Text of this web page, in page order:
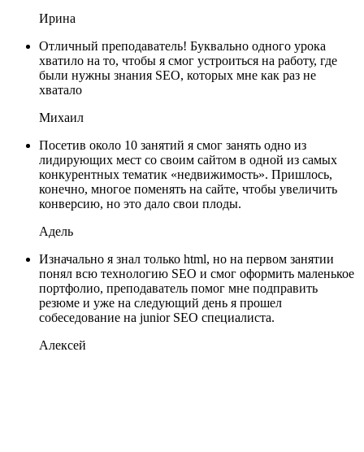
Ирина
Отличный преподаватель! Буквально одного урока
хватило на то, чтобы я смог устроиться на работу, где
были нужны знания SEO, которых мне как раз не
хватало
Михаил
Посетив около 10 занятий я смог занять одно из
лидирующих мест со своим сайтом в одной из самых
конкурентных тематик «недвижимость». Пришлось,
конечно, многое поменять на сайте, чтобы увеличить
конверсию, но это дало свои плоды.
Адель
Изначально я знал только html, но на первом занятии
понял всю технологию SEO и смог оформить маленькое
портфолио, преподаватель помог мне подправить
резюме и уже на следующий день я прошел
собеседование на junior SEO специалиста.
Алексей